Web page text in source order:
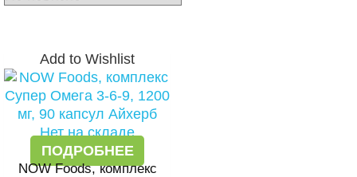
Add to Wishlist
Нет на складе
ПОДРОБНЕЕ
NOW Foods, комплекс